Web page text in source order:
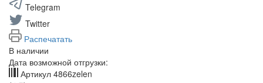
Telegram
Twitter
Распечатать
В наличии
Дата возможной отгрузки:
Артикул 4866zelen